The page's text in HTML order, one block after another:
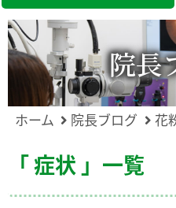
院長
ホーム 院長ブログ 花
「 症状 」一覧